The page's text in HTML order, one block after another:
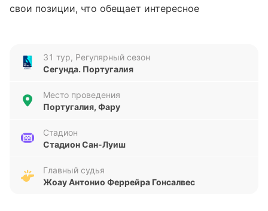
свои позиции, что обещает интересное
Фаренсе за последние пять матчей показал
два поражения, с разницей забитых и
нестабильности в игре команды, особенно в
обороне. Академика де Визеу, напротив,
победы и одно поражение, при этом забив десять
голов и пропустив всего три. Такой баланс говорит
31 тур, Регулярный сезон
Сегунда. Португалия
Место проведения
Португалия, Фару
Стадион
Стадион Сан-Луиш
Главный судья
Жоау Антонио Феррейра Гонсалвес